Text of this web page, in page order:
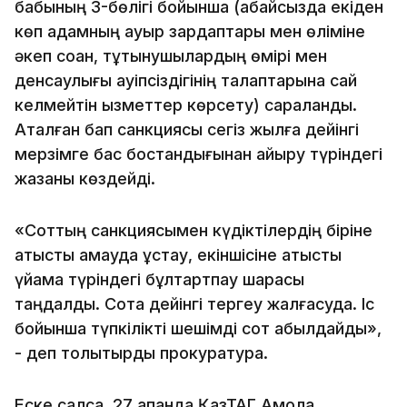
бабының 3-бөлігі бойынша (абайсызда екіден
көп адамның ауыр зардаптары мен өліміне
әкеп соққан, тұтынушылардың өмірі мен
денсаулығы қауіпсіздігінің талаптарына сай
келмейтін қызметтер көрсету) сараланды.
Аталған бап санкциясы сегіз жылға дейінгі
мерзімге бас бостандығынан айыру түріндегі
жазаны көздейді.
«Соттың санкциясымен күдіктілердің біріне
қатысты қамауда ұстау, екіншісіне қатысты
үйқамақ түріндегі бұлтартпау шарасы
таңдалды. Сотқа дейінгі тергеу жалғасуда. Іс
бойынша түпкілікті шешімді сот қабылдайды»,
- деп толықтырды прокуратура.